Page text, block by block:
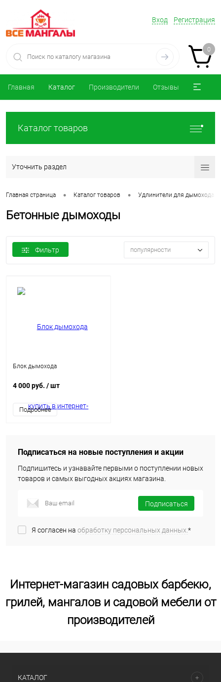
Вход Регистрация
0
Главная Каталог Производители Отзывы
Каталог товаров
Уточнить раздел
Главная страница • Каталог товаров • Удлинители для дымохода
Бетонные дымоходы
Фильтр популярности
Блок дымохода
4 000 руб. / шт
Подробнее
Подписаться на новые поступления и акции
Подпишитесь и узнавайте первыми о поступлении новых
товаров и самых выгодных акциях магазина.
Подписаться
Я согласен на обработку персональных данных.*
Интернет-магазин садовых барбекю,
грилей, мангалов и садовой мебели от
производителей
КАТАЛОГ